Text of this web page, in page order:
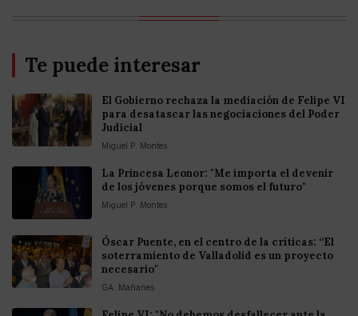
Te puede interesar
El Gobierno rechaza la mediación de Felipe VI
para desatascar las negociaciones del Poder
Judicial
Miguel P. Montes
La Princesa Leonor: "Me importa el devenir
de los jóvenes porque somos el futuro"
Miguel P. Montes
Óscar Puente, en el centro de la críticas: “El
soterramiento de Valladolid es un proyecto
necesario"
GA. Mañanes